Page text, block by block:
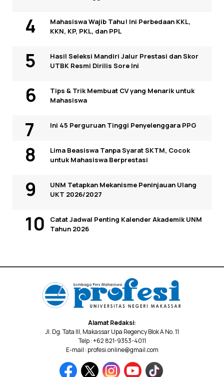
Mahasiswa Wajib Tahu! Ini Perbedaan KKL,
KKN, KP, PKL, dan PPL
Hasil Seleksi Mandiri Jalur Prestasi dan Skor
UTBK Resmi Dirilis Sore Ini
Tips & Trik Membuat CV yang Menarik untuk
Mahasiswa
Ini 45 Perguruan Tinggi Penyelenggara PPG
Lima Beasiswa Tanpa Syarat SKTM, Cocok
untuk Mahasiswa Berprestasi
UNM Tetapkan Mekanisme Peninjauan Ulang
UKT 2026/2027
Catat Jadwal Penting Kalender Akademik UNM
Tahun 2026
Alamat Redaksi:
Jl. Dg. Tata III, Makassar Upa Regency Blok A No. 11
Telp : +62 821-9353-4011
E-mail : profesi.online@gmail.com